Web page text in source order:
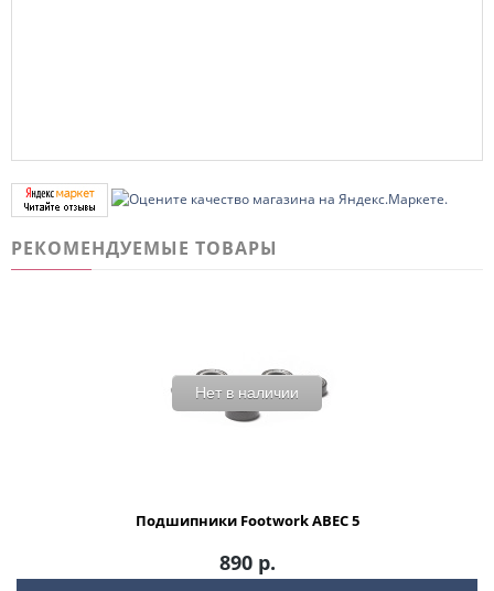
РЕКОМЕНДУЕМЫЕ ТОВАРЫ
Нет в наличии
Подшипники Footwork ABEC 5
890 р.